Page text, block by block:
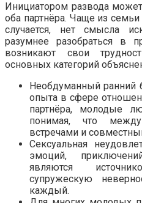
Инициатором развода
оба партнёра. Чаще из
случается, нет смысла
разумнее разобраться в
возникают свои
основных категорий
Необдуманный ранний
опыта в сфере
партнёра, молодые
понимая, что
встречами и
Сексуальная
эмоций,
являются
супружескую
каждый.